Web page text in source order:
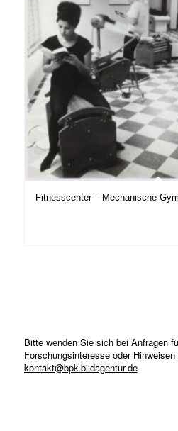
Fitnesscenter – Mechanische
Bitte wenden Sie sich bei Anfragen
Forschungsinteresse oder
kontakt@bpk-bildagentur.de